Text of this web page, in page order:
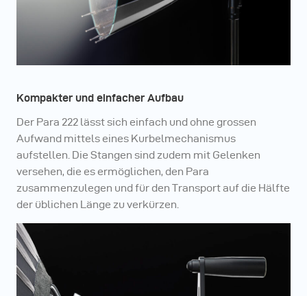
Kompakter und einfacher Aufbau
Der Para 222 lässt sich einfach und ohne grossen
Aufwand mittels eines Kurbelmechanismus
aufstellen. Die Stangen sind zudem mit Gelenken
versehen, die es ermöglichen, den Para
zusammenzulegen und für den Transport auf die Hälfte
der üblichen Länge zu verkürzen.